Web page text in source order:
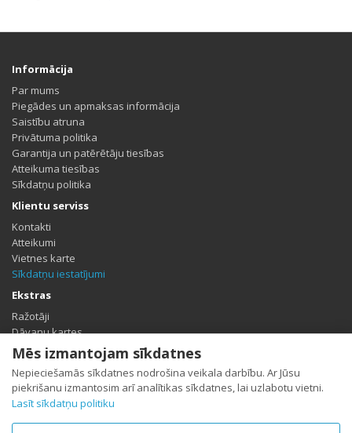
Informācija
Par mums
Piegādes un apmaksas informācija
Saistību atruna
Privātuma politika
Garantija un patērētāju tiesības
Atteikuma tiesības
Sīkdatņu politika
Klientu serviss
Kontakti
Atteikumi
Vietnes karte
Sīkdatņu iestatījumi
Ekstras
Ražotāji
Dāvanu kartes
Partneris
Īpašais piedāvājums
Profils
Profils
Pasūtījumu vēsture
Mēs izmantojam sīkdatnes
Nepieciešamās sīkdatnes nodrošina veikala darbību. Ar Jūsu
piekrišanu izmantosim arī analītikas sīkdatnes, lai uzlabotu vietni.
Lasīt sīkdatņu politiku